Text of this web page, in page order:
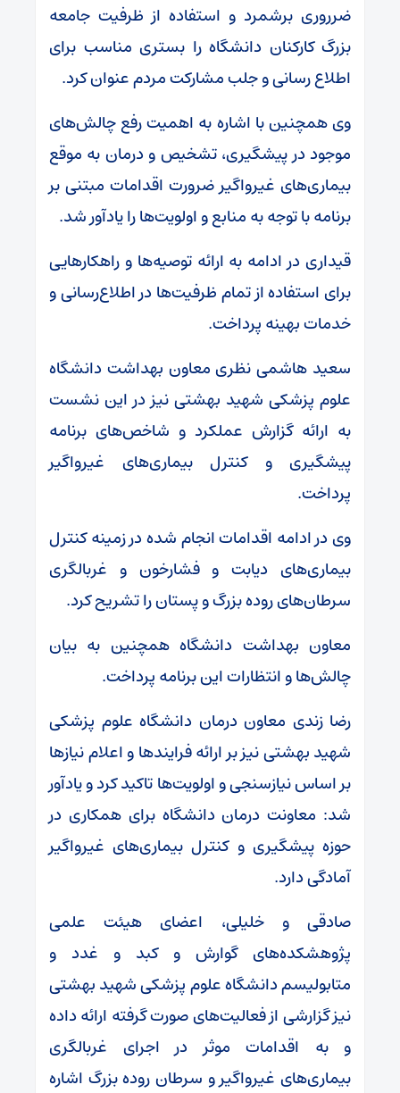
ضرروری برشمرد و استفاده از ظرفیت جامعه
بزرگ کارکنان دانشگاه را بستری مناسب برای
اطلاع رسانی و جلب مشارکت مردم عنوان کرد.
وی همچنین با اشاره به اهمیت رفع چالش‌های
موجود در پیشگیری، تشخیص و درمان به موقع
بیماری‌های غیرواگیر ضرورت اقدامات مبتنی بر
برنامه با توجه به منابع و اولویت‌ها را یادآور شد.
قیداری در ادامه به ارائه توصیه‌ها و راهکارهایی
برای استفاده از تمام ظرفیت‌ها در اطلاع‌رسانی و
خدمات بهینه پرداخت.
سعید هاشمی نظری معاون بهداشت دانشگاه
علوم پزشکی شهید بهشتی نیز در این نشست
به ارائه گزارش عملکرد و شاخص‌های برنامه
پیشگیری و کنترل بیماری‌های غیرواگیر
پرداخت.
وی در ادامه اقدامات انجام شده در زمینه کنترل
بیماری‌های دیابت و فشارخون و غربالگری
سرطان‌های روده بزرگ و پستان را تشریح کرد.
معاون بهداشت دانشگاه همچنین به بیان
چالش‌ها و انتظارات این برنامه پرداخت.
رضا زندی معاون درمان دانشگاه علوم پزشکی
شهید بهشتی نیز بر ارائه فرایندها و اعلام نیازها
بر اساس نیازسنجی و اولویت‌ها تاکید کرد و یادآور
شد: معاونت درمان دانشگاه برای همکاری در
حوزه پیشگیری و کنترل بیماری‌های غیرواگیر
آمادگی دارد.
صادقی و خلیلی، اعضای هیئت علمی
پژوهشکده‌های گوارش و کبد و غدد و
متابولیسم دانشگاه علوم پزشکی شهید بهشتی
نیز گزارشی از فعالیت‌های صورت گرفته ارائه داده
و به اقدامات موثر در اجرای غربالگری
بیماری‌های غیرواگیر و سرطان روده بزرگ اشاره